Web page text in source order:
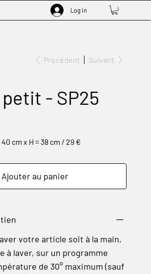
Log in
Précédent Suivant
- SP25
cm x H = 38 cm / 29 €
Ajouter au panier
votre article soit à la main,
à laver, sur un programme
de 30° maximum (sauf